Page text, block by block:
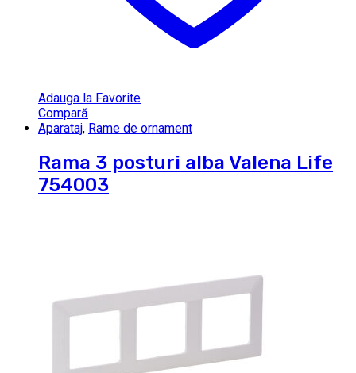
Adauga la Favorite
Compară
Aparataj, Rame de ornament
Rama 3 posturi alba Valena Life
754003